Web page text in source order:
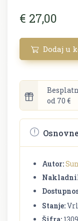
€ 27,00
Dodaj u
od 70 €
Autor:
Stanje: